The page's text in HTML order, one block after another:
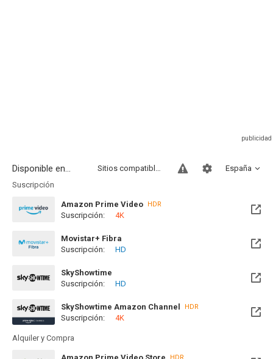
Disponible en... España
Sitios compatibles
Suscripción
Amazon Prime Video HDR
Suscripción: 4K
Movistar+ Fibra
Disponible hasta el Mié, 30 Jun 2027 (Quedan 10 meses)
Suscripción: HD
SkyShowtime
Disponible hasta el Mié, 30 Jun 2027 (Quedan 10 meses)
Suscripción: HD
SkyShowtime Amazon Channel HDR
Suscripción: 4K
Alquiler y Compra